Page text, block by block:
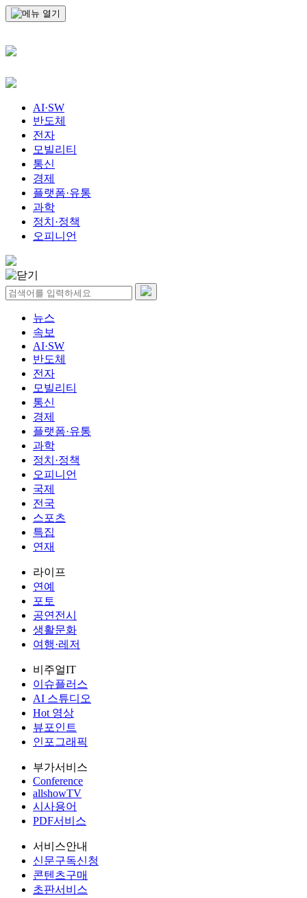
AI·SW
반도체
전자
모빌리티
통신
경제
플랫폼·유통
과학
정치·정책
오피니언
뉴스
속보
AI·SW
반도체
전자
모빌리티
통신
경제
플랫폼·유통
과학
정치·정책
오피니언
국제
전국
스포츠
특집
연재
라이프
연예
포토
공연전시
생활문화
여행·레저
비주얼IT
이슈플러스
AI 스튜디오
Hot 영상
뷰포인트
인포그래픽
부가서비스
Conference
allshowTV
시사용어
PDF서비스
서비스안내
신문구독신청
콘텐츠구매
초판서비스